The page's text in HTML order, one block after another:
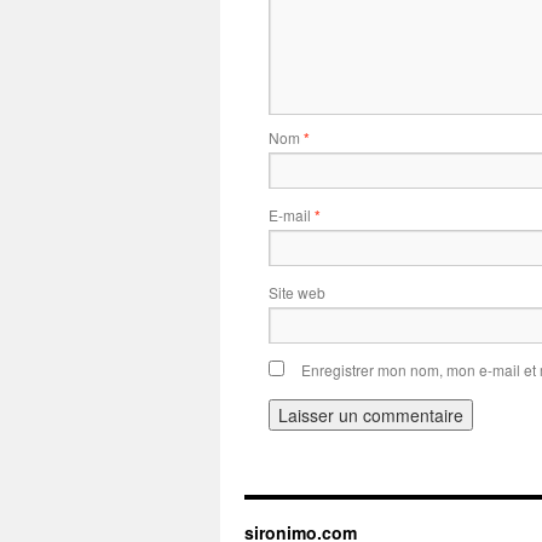
Nom *
E-mail *
Site web
Enregistrer mon nom, mon e-mail
sironimo.com